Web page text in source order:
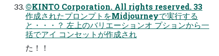
©KINTO Corporation. All rights reserved. 33
作成されたプロンプトをMidjourneyで実行する
と・・・？ 左上のバリエーションオ プションから一
括でアイ コンセットが作成され
た！！